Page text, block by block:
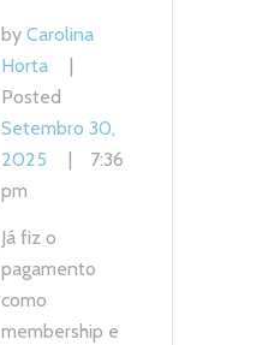
by Carolina
Horta
Posted
Setembro 30,
2025
7:36
pm
Já fiz o
pagamento
como
membership e